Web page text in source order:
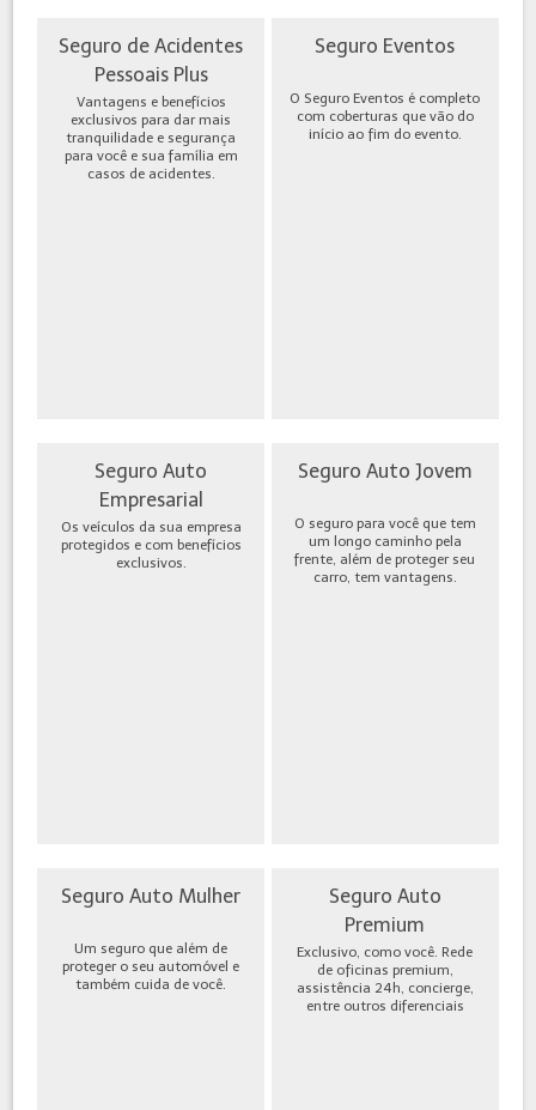
Seguro de Acidentes
Pessoais Plus
Vantagens e benefícios
exclusivos para dar mais
tranquilidade e segurança
para você e sua família em
casos de acidentes.
Seguro Eventos
O Seguro Eventos é completo
com coberturas que vão do
início ao fim do evento.
Seguro Auto
Empresarial
Os veículos da sua empresa
protegidos e com benefícios
exclusivos.
Seguro Auto Jovem
O seguro para você que tem
um longo caminho pela
frente, além de proteger seu
carro, tem vantagens.
Seguro Auto Mulher
Um seguro que além de
proteger o seu automóvel e
também cuida de você.
Seguro Auto
Premium
Exclusivo, como você. Rede
de oficinas premium,
assistência 24h, concierge,
entre outros diferenciais